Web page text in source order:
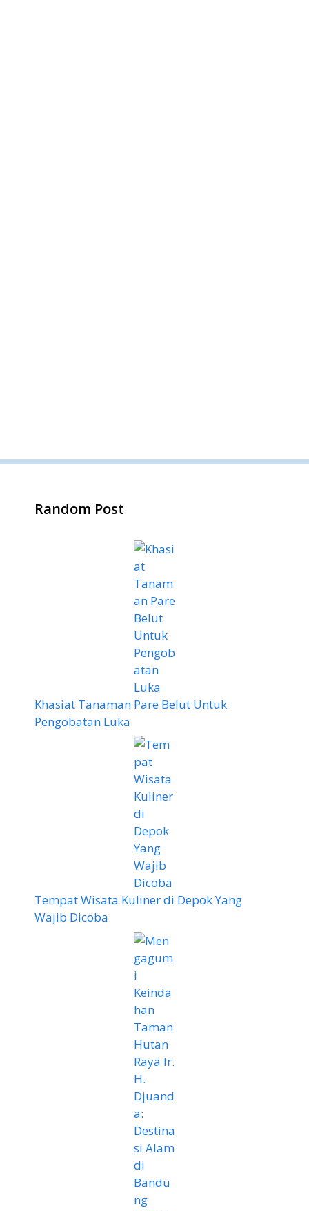
Random Post
Khasiat Tanaman Pare Belut Untuk
Pengobatan Luka
Tempat Wisata Kuliner di Depok Yang
Wajib Dicoba